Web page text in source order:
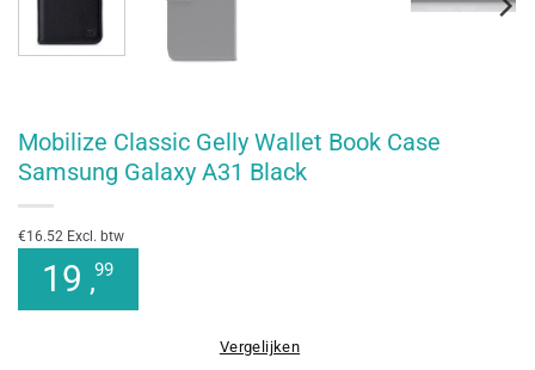
Mobilize Classic Gelly Wallet Book Case
Samsung Galaxy A31 Black
€16.52 Excl. btw
19 ,99
Vergelijken